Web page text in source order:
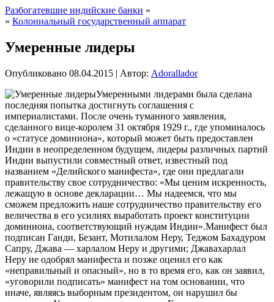
Разбогатевшие индийские банки »
« Колониальный государственный аппарат
Умеренные лидеры
Опубликовано 08.04.2015 | Автор: Adorallador
Умеренными лидерами была сделана
последняя попытка достигнуть соглашения с
империалистами. После очень туманного заявления,
сделанного вице-королем 31 октября 1929 г., где упоминалось
о «статусе доминиона», который может быть предоставлен
Индии в неопределенном будущем, лидеры различных партий
Индии выпустили совместный ответ, известный под
названием «Делийского манифеста», где они предлагали
правительству свое сотрудничество: «Мы ценим искренность,
лежащую в основе декларации… Мы надеемся, что мы
сможем предложить наше сотрудничество правительству его
величества в его усилиях выработать проект конституции
доминиона, соответствующий нуждам Индии».Манифест был
подписан Ганди, Безант, Мотилалом Неру, Теджом Бахадуром
Сапру, Джава — харлалом Неру и другими; Джавахарлал
Неру не одобрял манифеста и позже оценил его как
«неправильный и опасный», но в то время его, как он заявил,
«уговорили подписать» манифест на том основании, что
иначе, являясь выборным президентом, он нарушил бы